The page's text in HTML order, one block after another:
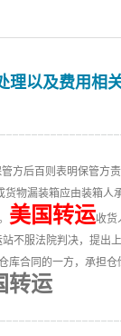
理以及费用相
方后百则表明保管方
物漏装箱应由装箱
美国转运收货
不服法院判决，提
库合同的一方，承担
转运